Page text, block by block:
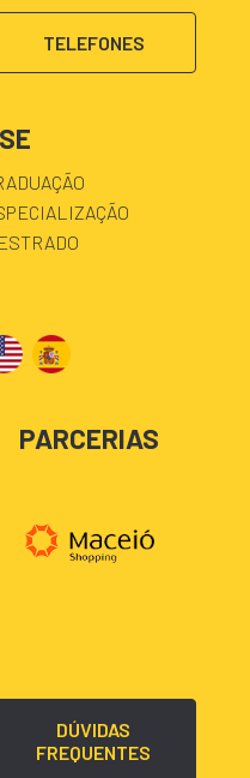
TELEFONES
PARCERIAS
DÚVIDAS
FREQUENTES